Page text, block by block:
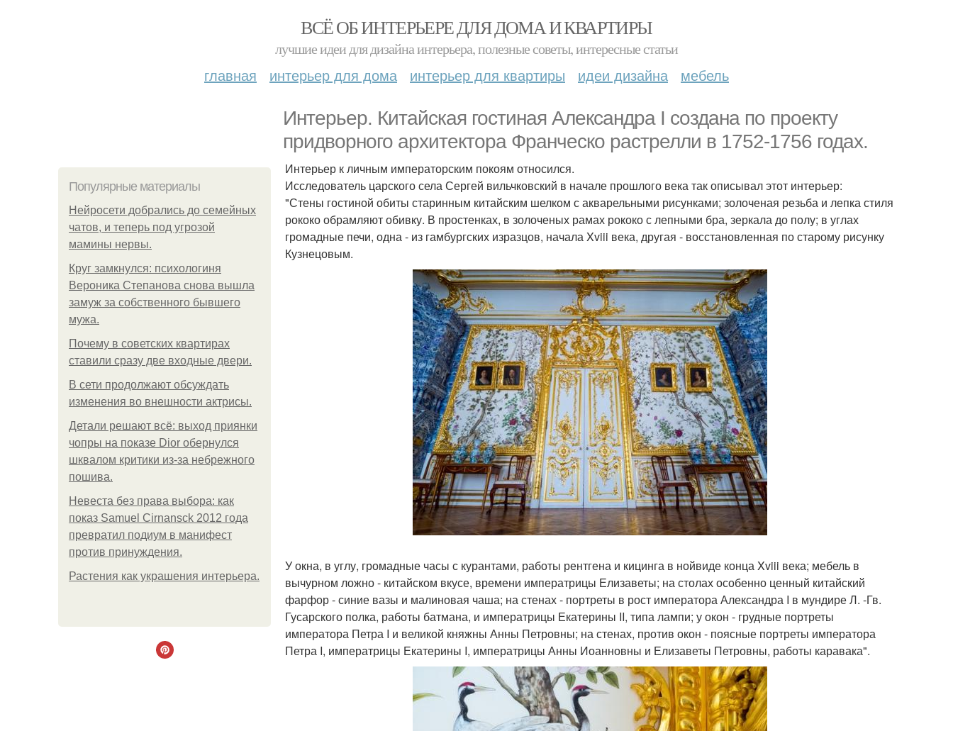
ВСЁ ОБ ИНТЕРЬЕРЕ ДЛЯ ДОМА И КВАРТИРЫ
лучшие идеи для дизайна интерьера, полезные советы, интересные статьи
главная интерьер для дома интерьер для квартиры идеи дизайна мебель
Интерьер. Китайская гостиная Александра I создана по проекту
придворного архитектора Франческо растрелли в 1752-1756 годах.
Популярные материалы
Нейросети добрались до семейных
чатов, и теперь под угрозой
мамины нервы.
Круг замкнулся: психологиня
Вероника Степанова снова вышла
замуж за собственного бывшего
мужа.
Почему в советских квартирах
ставили сразу две входные двери.
В сети продолжают обсуждать
изменения во внешности актрисы.
Детали решают всё: выход приянки
чопры на показе Dior обернулся
шквалом критики из-за небрежного
пошива.
Невеста без права выбора: как
показ Samuel Cirnansck 2012 года
превратил подиум в манифест
против принуждения.
Растения как украшения интерьера.
Интерьер к личным императорским покоям относился.
Исследователь царского села Сергей вильчковский в начале прошлого века так описывал этот интерьер:
"Стены гостиной обиты старинным китайским шелком с акварельными рисунками; золоченая резьба и лепка стиля
рококо обрамляют обивку. В простенках, в золоченых рамах рококо с лепными бра, зеркала до полу; в углах
громадные печи, одна - из гамбургских изразцов, начала Xviii века, другая - восстановленная по старому рисунку
Кузнецовым.
У окна, в углу, громадные часы с курантами, работы рентгена и кицинга в нойвиде конца Xviii века; мебель в
вычурном ложно - китайском вкусе, времени императрицы Елизаветы; на столах особенно ценный китайский
фарфор - синие вазы и малиновая чаша; на стенах - портреты в рост императора Александра I в мундире Л. -Гв.
Гусарского полка, работы батмана, и императрицы Екатерины II, типа лампи; у окон - грудные портреты
императора Петра I и великой княжны Анны Петровны; на стенах, против окон - поясные портреты императора
Петра I, императрицы Екатерины I, императрицы Анны Иоанновны и Елизаветы Петровны, работы каравака".